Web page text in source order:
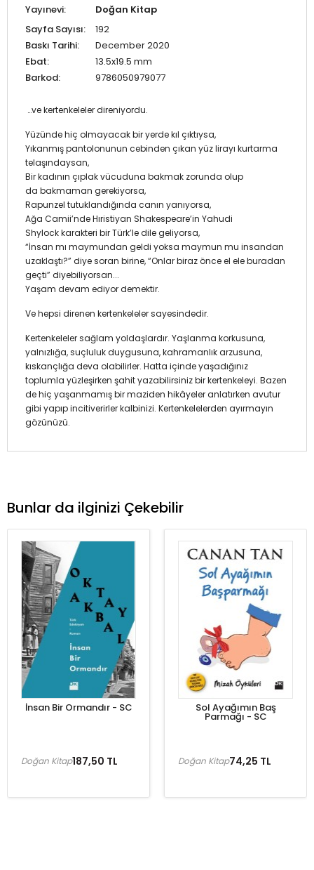
Yayınevi:
Doğan Kitap
Sayfa Sayısı:
192
Baskı Tarihi:
December 2020
Ebat:
13.5x19.5 mm
Barkod:
9786050979077
…ve kertenkeleler direniyordu.
Yüzünde hiç olmayacak bir yerde kıl çıktıysa,
Yıkanmış pantolonunun cebinden çıkan yüz lirayı kurtarma
telaşındaysan,
Bir kadının çıplak vücuduna bakmak zorunda olup
da bakmaman gerekiyorsa,
Rapunzel tutuklandığında canın yanıyorsa,
Ağa Camii’nde Hıristiyan Shakespeare’in Yahudi
Shylock karakteri bir Türk’le dile geliyorsa,
“İnsan mı maymundan geldi yoksa maymun mu insandan
uzaklaştı?” diye soran birine, “Onlar biraz önce el ele buradan
geçti” diyebiliyorsan...
Yaşam devam ediyor demektir.
Ve hepsi direnen kertenkeleler sayesindedir.
Kertenkeleler sağlam yoldaşlardır. Yaşlanma korkusuna,
yalnızlığa, suçluluk duygusuna, kahramanlık arzusuna,
kıskançlığa deva olabilirler. Hatta içinde yaşadığınız
toplumla yüzleşirken şahit yazabilirsiniz bir kertenkeleyi. Bazen
de hiç yaşanmamış bir maziden hikâyeler anlatırken avutur
gibi yapıp incitiverirler kalbinizi. Kertenkelelerden ayırmayın
gözünüzü.
Bunlar da ilginizi Çekebilir
İnsan Bir Ormandır - SC
187,50 TL
Doğan Kitap
Sol Ayağımın Baş
Parmağı - SC
74,25 TL
Doğan Kitap